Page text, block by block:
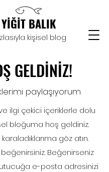
kişisel blog
YİĞİT BALIK
GELDİNİZ!
paylaşıyorum
ilgi çekici içeriklerle dolu
bloğuma hoş geldiniz.
göz atın.
beğenirsiniz. Beğenirseniz
e-posta adresinizi